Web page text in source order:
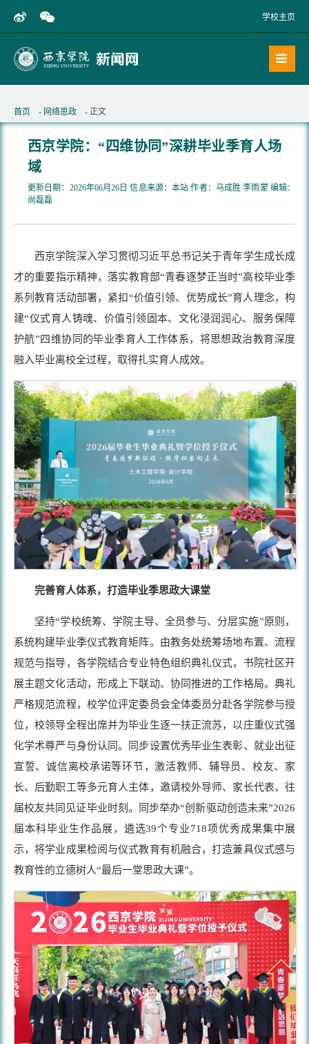
学校主页
首页 - 网络思政 - 正文
西京学院：“四维协同”深耕毕业季育人场
域
更新日期：2026年06月26日 信息来源：本站 作者：马成胜 李雨蒙 编辑：
尚磊磊
西京学院深入学习贯彻习近平总书记关于青年学生成长成
才的重要指示精神，落实教育部“青春逐梦正当时”高校毕业季
系列教育活动部署，紧扣“价值引领、优势成长”育人理念，构
建“仪式育人铸魂、价值引领固本、文化浸润润心、服务保障
护航”四维协同的毕业季育人工作体系，将思想政治教育深度
融入毕业离校全过程，取得扎实育人成效。
完善育人体系，打造毕业季思政大课堂
坚持“学校统筹、学院主导、全员参与、分层实施”原则，
系统构建毕业季仪式教育矩阵。由教务处统筹场地布置、流程
规范与指导，各学院结合专业特色组织典礼仪式，书院社区开
展主题文化活动，形成上下联动、协同推进的工作格局。典礼
严格规范流程，校学位评定委员会全体委员分赴各学院参与授
位，校领导全程出席并为毕业生逐一扶正流苏，以庄重仪式强
化学术尊严与身份认同。同步设置优秀毕业生表彰、就业出征
宣誓、诚信离校承诺等环节，激活教师、辅导员、校友、家
长、后勤职工等多元育人主体，邀请校外导师、家长代表、往
届校友共同见证毕业时刻。同步举办“创新驱动创造未来”2026
届本科毕业生作品展，遴选39个专业718项优秀成果集中展
示，将学业成果检阅与仪式教育有机融合，打造兼具仪式感与
教育性的立德树人“最后一堂思政大课”。